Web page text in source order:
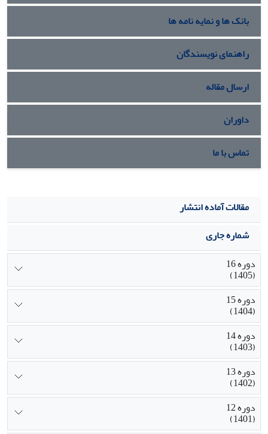
بانک ها و نمایه نامه ها
راهنمای نویسندگان
ارسال مقاله
داوران
تماس با ما
مقالات آماده انتشار
شماره جاری
دوره 16
(1405)
دوره 15
(1404)
دوره 14
(1403)
دوره 13
(1402)
دوره 12
(1401)